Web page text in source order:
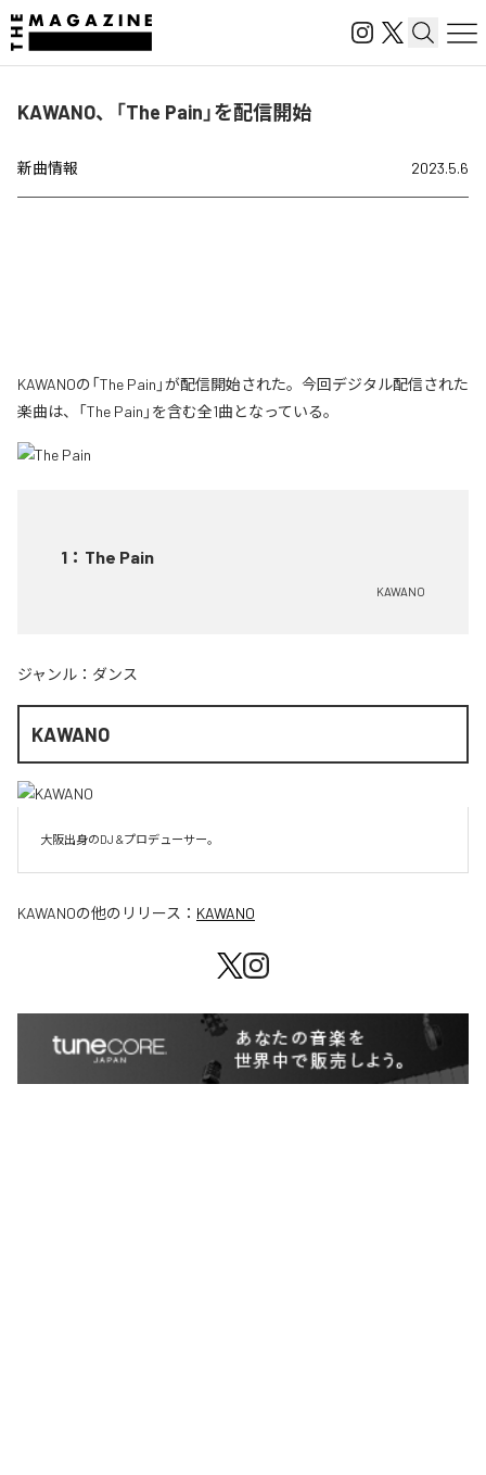
KAWANO、「The Pain」を配信開始
新曲情報 2023.5.6
KAWANOの「The Pain」が配信開始された。今回デジタル配信された
楽曲は、「The Pain」を含む全1曲となっている。
1 ： The Pain
KAWANO
ジャンル： ダンス
KAWANO
大阪出身のDJ &プロデューサー。
KAWANOの他のリリース： KAWANO